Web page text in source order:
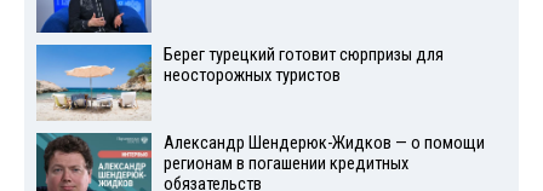
Берег турецкий готовит сюрпризы для
неосторожных туристов
Александр Шендерюк-Жидков — о помощи
регионам в погашении кредитных
обязательств